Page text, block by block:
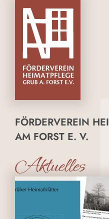
FÖRDERVEREIN
AM FORST E. V.
Aktuelles